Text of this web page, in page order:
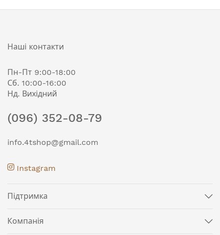
Наші контакти
Пн-Пт 9:00-18:00
Сб. 10:00-16:00
Нд. Вихідний
(096) 352-08-79
info.4tshop@gmail.com
Instagram
Підтримка
Компанія